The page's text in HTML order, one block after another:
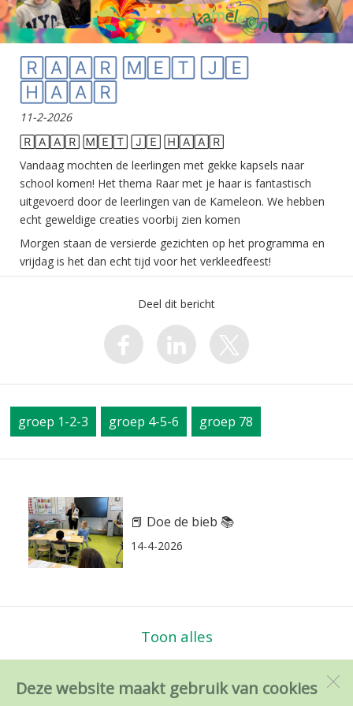
Deze website maakt gebruik van cookies
🅁🄰🄰🅁 🄼🄴🅃 🄹🄴
🄷🄰🄰🅁
11-2-2026
🅁🄰🄰🅁 🄼🄴🅃 🄹🄴 🄷🄰🄰🅁
Vandaag mochten de leerlingen met gekke kapsels naar
school komen! Het thema Raar met je haar is fantastisch
uitgevoerd door de leerlingen van de Kameleon. We hebben
echt geweldige creaties voorbij zien komen
Morgen staan de versierde gezichten op het programma en
vrijdag is het dan echt tijd voor het verkleedfeest!
Deel dit bericht
groep 1-2-3 groep 4-5-6 groep 78
📕 Doe de bieb 📚
14-4-2026
Toon alles
PC en RK BS de Kameleon